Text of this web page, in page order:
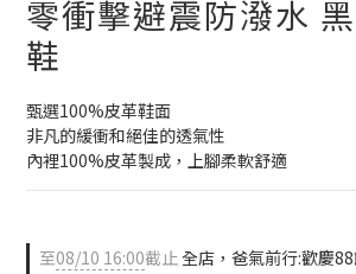
零衝擊避震防潑水
鞋
甄選100%皮革鞋面
非凡的緩衝和絕佳的透氣性
內裡100%皮革製成，上腳柔軟舒適
至08/10 16:00截止全店，爸氣前行:歡慶